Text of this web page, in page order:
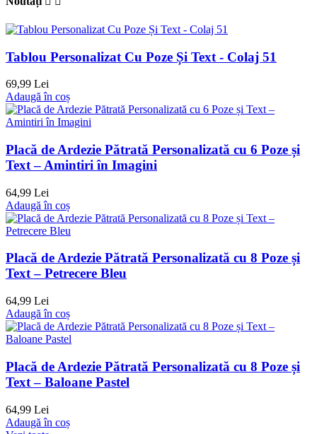
Tablou Personalizat Cu Poze Și Text - Colaj 51
69,99 Lei
Adaugă în coș
Placă de Ardezie Pătrată Personalizată cu 6 Poze și
Text – Amintiri în Imagini
64,99 Lei
Adaugă în coș
Placă de Ardezie Pătrată Personalizată cu 8 Poze și
Text – Petrecere Bleu
64,99 Lei
Adaugă în coș
Placă de Ardezie Pătrată Personalizată cu 8 Poze și
Text – Baloane Pastel
64,99 Lei
Adaugă în coș